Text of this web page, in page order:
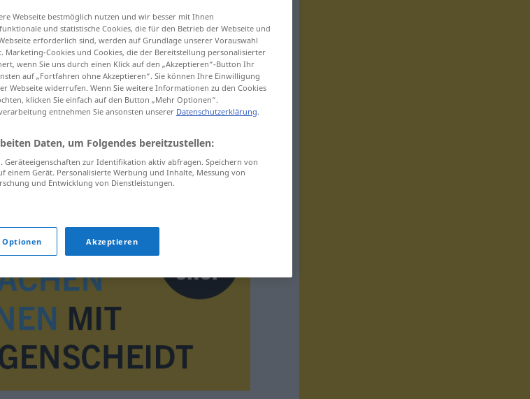
Webseite bestmöglich nutzen und wir besser mit Ihnen
und statistische Cookies, die für den Betrieb der Webseite und
erforderlich sind, werden auf Grundlage unserer Vorauswahl
Marketing-Cookies und Cookies, die der Bereitstellung personalisierter
wenn Sie uns durch einen Klick auf den „Akzeptieren“-Button Ihr
auf „Fortfahren ohne Akzeptieren“. Sie können Ihre Einwilligung
Webseite widerrufen. Wenn Sie weitere Informationen zu den Cookies
klicken Sie einfach auf den Button „Mehr Optionen“.
entnehmen Sie ansonsten unserer Datenschutzerklärung.
Daten, um Folgendes bereitzustellen:
Geräteeigenschaften zur Identifikation aktiv abfragen. Speichern von
Gerät. Personalisierte Werbung und Inhalte, Messung von
und Entwicklung von Dienstleistungen.
Optionen Akzeptieren